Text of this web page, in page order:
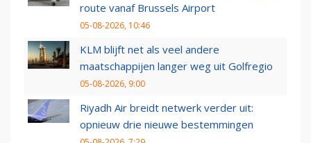
route vanaf Brussels Airport
05-08-2026, 10:46
KLM blijft net als veel andere
maatschappijen langer weg uit Golfregio
05-08-2026, 9:00
Riyadh Air breidt netwerk verder uit:
opnieuw drie nieuwe bestemmingen